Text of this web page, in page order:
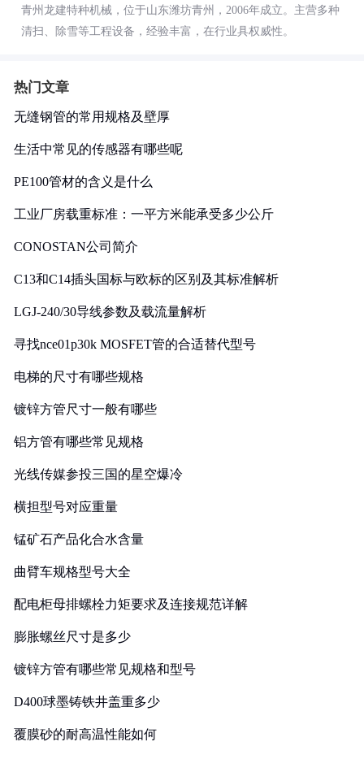
青州龙建特种机械，位于山东潍坊青州，2006年成立。主营多种
清扫、除雪等工程设备，经验丰富，在行业具权威性。
热门文章
无缝钢管的常用规格及壁厚
生活中常见的传感器有哪些呢
PE100管材的含义是什么
工业厂房载重标准：一平方米能承受多少公斤
CONOSTAN公司简介
C13和C14插头国标与欧标的区别及其标准解析
LGJ-240/30导线参数及载流量解析
寻找nce01p30k MOSFET管的合适替代型号
电梯的尺寸有哪些规格
镀锌方管尺寸一般有哪些
铝方管有哪些常见规格
光线传媒参投三国的星空爆冷
横担型号对应重量
锰矿石产品化合水含量
曲臂车规格型号大全
配电柜母排螺栓力矩要求及连接规范详解
膨胀螺丝尺寸是多少
镀锌方管有哪些常见规格和型号
D400球墨铸铁井盖重多少
覆膜砂的耐高温性能如何